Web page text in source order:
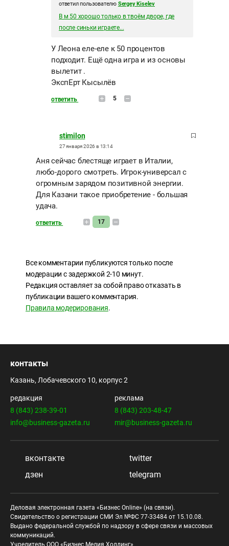
ответил пользователю Sergey Kiselev
В м 50 хорошо только в твоём дворе, где
после синьки играете...
У Леона еле-еле к 50 процентов
подходит. Ещё одна игра и из основы
вылетит .
ЭкспЕрт Кысылёв
ответить 5
stimilon
27 января 2026 в 13:14
Аня сейчас блестяще играет в Италии,
любо-дорого смотреть. Игрок-универсал с
огромным зарядом позитивной энергии.
Для Казани такое приобретение - большая
удача.
ответить 17
Все комментарии публикуются только после
модерации с задержкой 2-10 минут.
Редакция оставляет за собой право отказать в
публикации вашего комментария.
Правила модерирования.
контакты
Казань, Лобачевского 10, корпус 2
редакция
8 (843) 238-39-01
info@business-gazeta.ru
реклама
8 (843) 203-48-47
mir@business-gazeta.ru
вконтакте
twitter
дзен
telegram
Деловая электронная газета «Бизнес Online» (на связи).
Свидетельство о регистрации СМИ Эл №ФС 77-33484 от 15.10.08.
Выдано федеральной службой по надзору в сфере связи и массовых
коммуникаций.